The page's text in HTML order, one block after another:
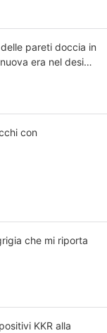
pareti doccia in
era nel design
con
che mi riporta
KKR alla